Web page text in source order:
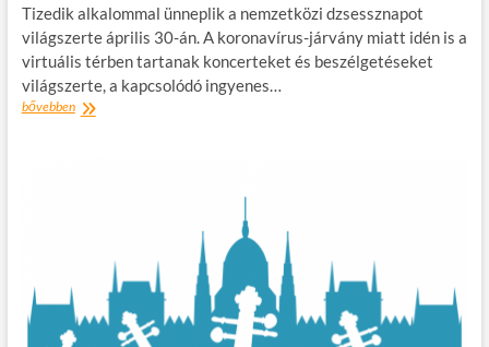
Tizedik alkalommal ünneplik a nemzetközi dzsessznapot
világszerte április 30-án. A koronavírus-járvány miatt idén is a
virtuális térben tartanak koncerteket és beszélgetéseket
világszerte, a kapcsolódó ingyenes…
bővebbenNemzetközi